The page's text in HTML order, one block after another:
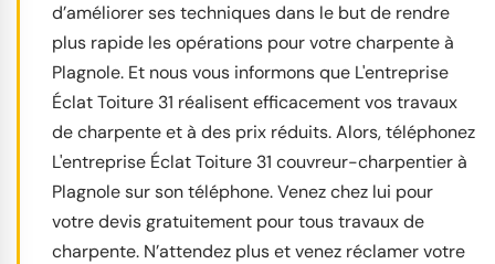
d’améliorer ses techniques dans le but de rendre
plus rapide les opérations pour votre charpente à
Plagnole. Et nous vous informons que L'entreprise
Éclat Toiture 31 réalisent efficacement vos travaux
de charpente et à des prix réduits. Alors, téléphonez
L'entreprise Éclat Toiture 31 couvreur-charpentier à
Plagnole sur son téléphone. Venez chez lui pour
votre devis gratuitement pour tous travaux de
charpente. N’attendez plus et venez réclamer votre